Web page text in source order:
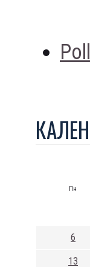
Пн
6
13